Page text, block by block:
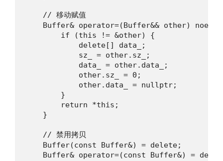
    // 移动赋值
Buffer& operator=(Buffer&& other)
        if (this != &other) {
            delete[] data_;
            sz_ = other.sz_;
            data_ = other.data_;
            other.sz_ = 0;
            other.data_ = nullptr;
        }
        return *this;
    }
    // 禁用拷贝
    Buffer(const Buffer&) = delete;
Buffer& operator=(const Buffer&) =